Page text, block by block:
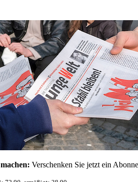
Verschenken Sie jetzt ein